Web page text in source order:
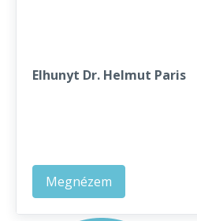
Elhunyt Dr. Helmut Paris
Megnézem